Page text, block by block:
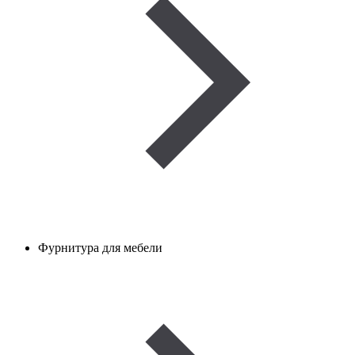
Фурнитура для мебели